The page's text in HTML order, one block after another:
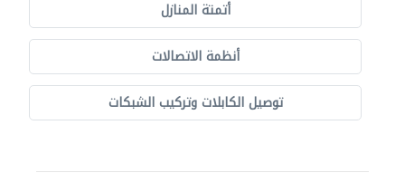
أتمتة المنازل
أنظمة الاتصالات
توصيل الكابلات وتركيب الشبكات